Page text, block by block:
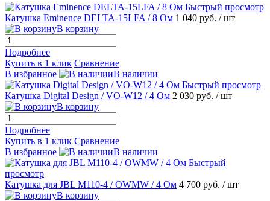
Быстрый просмотр
Катушка Eminence DELTA-15LFA / 8 Ом 1 040 руб. / шт
В корзину
Подробнее
Купить в 1 клик Сравнение
В избранное
В наличии
Быстрый просмотр
Катушка Digital Design / VO-W12 / 4 Ом 2 030 руб. / шт
В корзину
Подробнее
Купить в 1 клик Сравнение
В избранное
В наличии
Быстрый
просмотр
Катушка для JBL M110-4 / OWMW / 4 Ом 4 700 руб. / шт
В корзину